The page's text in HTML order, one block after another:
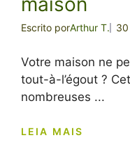
Escrito porArthur T.
Votre maison ne
tout-à-l’égout ?
nombreuses ...
LEIA MAIS